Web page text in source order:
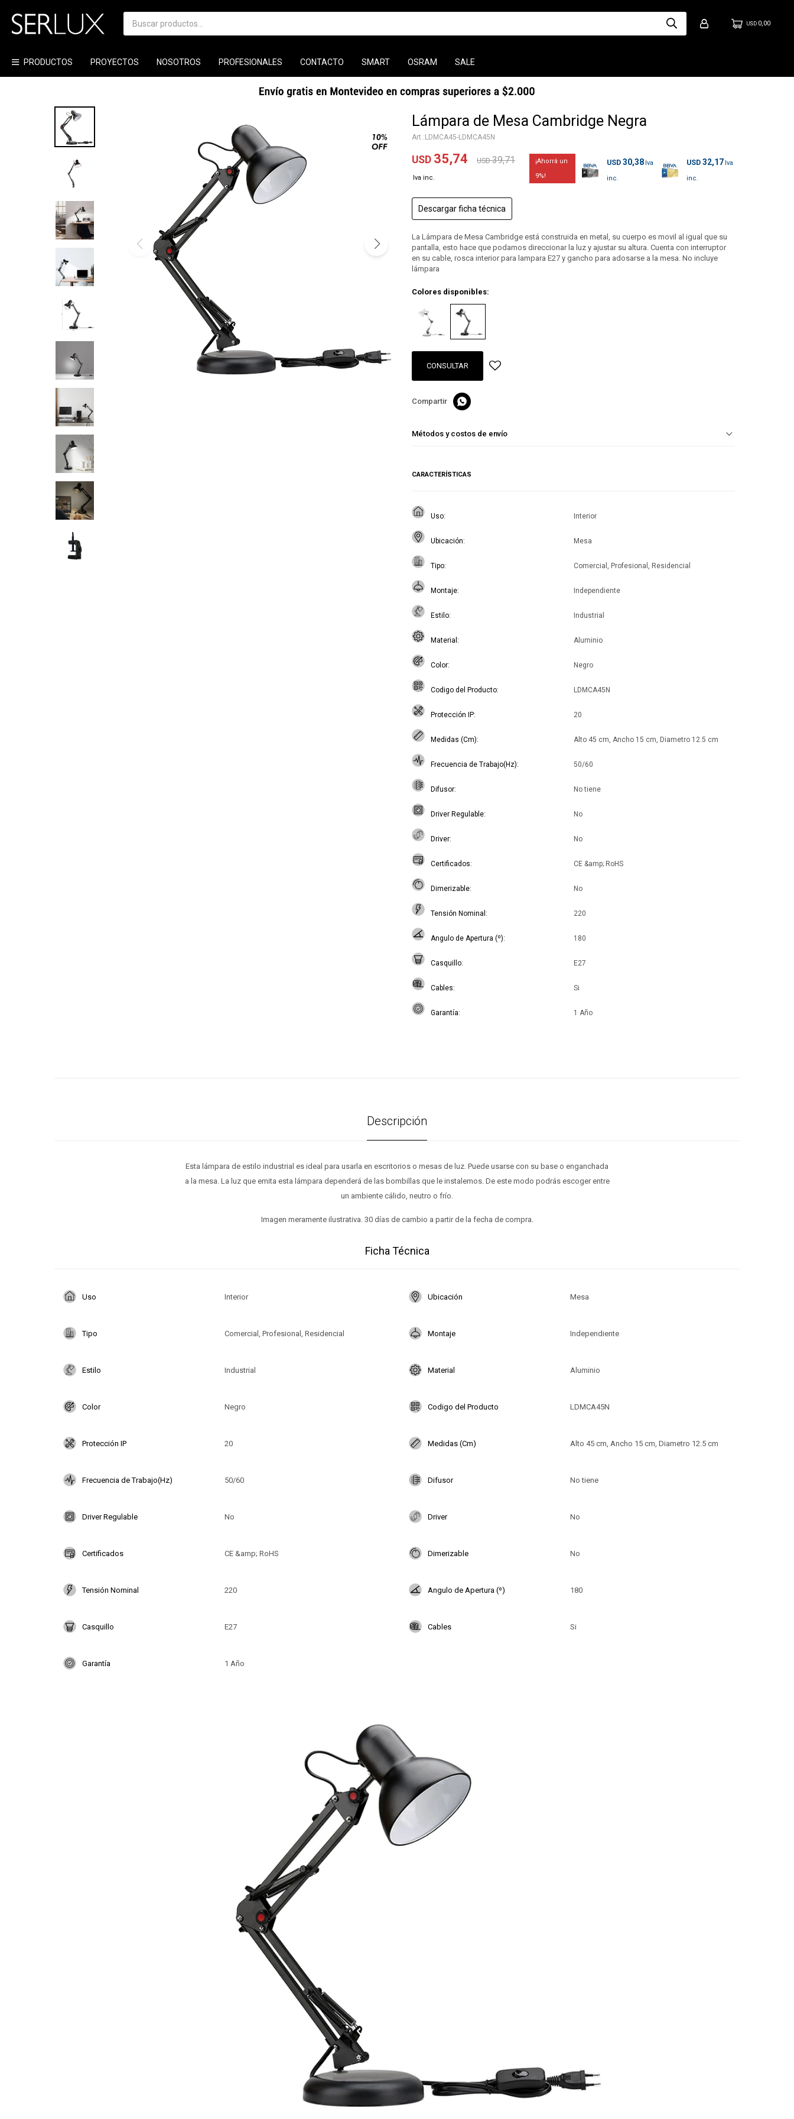
PRODUCTOS PROYECTOS NOSOTROS PROFESIONALES CONTACTO SMART OSRAM SALE
USD 0,00
Lámpara de Mesa Cambridge Negra
LDMCA45-LDMCA45N
USD 35,74 USD 39,71
9
USD 30,38 USD 32,17
Descargar ficha técnica
La Lámpara de Mesa Cambridge está construida en metal, su cuerpo es movil al igual que su
pantalla, esto hace que podamos direccionar la luz y ajustar su altura. Cuenta con interruptor
en su cable, rosca interior para lampara E27 y gancho para adosarse a la mesa. No incluye
lámpara
Colores disponibles:
CONSULTAR

Métodos y costos de envío
CARACTERÍSTICAS
Uso Interior
Ubicación Mesa
Tipo Comercial, Profesional, Residencial
Montaje Independiente
Estilo Industrial
Material Aluminio
Color Negro
Codigo del Producto LDMCA45N
Protección IP 20
Medidas (Cm) Alto 45 cm, Ancho 15 cm, Diametro 12.5 cm
Frecuencia de Trabajo(Hz) 50/60
Difusor No tiene
Driver Regulable No
Driver No
Certificados CE &amp; RoHS
Dimerizable No
Tensión Nominal 220
Angulo de Apertura (º) 180
Casquillo E27
Cables Si
Garantía 1 Año
Descripción
Esta lámpara de estilo industrial es ideal para usarla en escritorios o mesas de luz. Puede usarse con su base o enganchada
a la mesa. La luz que emita esta lámpara dependerá de las bombillas que le instalemos. De este modo podrás escoger entre
un ambiente cálido, neutro o frío.
Imagen meramente ilustrativa. 30 días de cambio a partir de la fecha de compra.
Ficha Técnica
Uso Interior Ubicación Mesa
Tipo Comercial, Profesional, Residencial Montaje Independiente
Estilo Industrial Material Aluminio
Color Negro Codigo del Producto LDMCA45N
Protección IP 20 Medidas (Cm) Alto 45 cm, Ancho 15 cm, Diametro 12.5 cm
Frecuencia de Trabajo(Hz) 50/60 Difusor No tiene
Driver Regulable No Driver No
Certificados CE &amp; RoHS Dimerizable No
Tensión Nominal 220 Angulo de Apertura (º) 180
Casquillo E27 Cables Si
Garantía 1 Año